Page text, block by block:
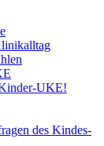
UKE!
des Kindes-